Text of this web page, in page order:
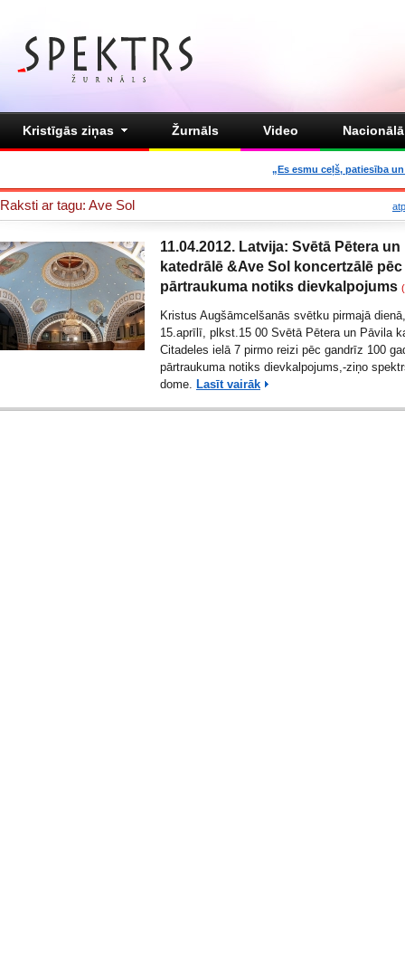
Kristīgās ziņas Žurnāls Video
„Es esmu ceļš, patiesība
Raksti ar tagu: Ave Sol
11.04.2012. Latvija: Svētā Pētera un
katedrālē &Ave Sol koncertzālē
pārtraukuma notiks dievkalpojums
Kristus Augšāmcelšanās svētku pirmajā
15.aprīlī, plkst.15 00 Svētā Pētera un Pāvila
Citadeles ielā 7 pirmo reizi pēc gandrīz 100
pārtraukuma notiks dievkalpojums,-ziņo
dome. Lasīt vairāk